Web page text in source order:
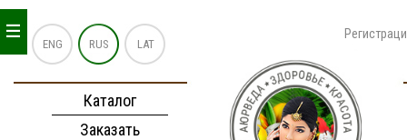
ENG RUS LAT
Каталог
Заказать
_
_
_